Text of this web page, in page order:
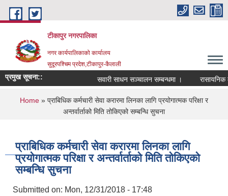
Skip to main content
टीकापुर नगरपालिका
नगर कार्यपालिकाको कार्यालय
सुदूरपश्चिम प्रदेश,टीकापुर-कैलाली
प्रमुख सूचना:: सवारी साधन सञ्चालन सम्बन्धमा । रासायनिक
You are here
Home » प्राबिधिक कर्मचारी सेवा करारमा लिनका लागि प्रयोगात्मक परिक्षा र
अन्तर्वार्ताको मिति तोकिएको सम्बन्धि सुचना
प्राबिधिक कर्मचारी सेवा करारमा लिनका लागि
प्रयोगात्मक परिक्षा र अन्तर्वार्ताको मिति तोकिएको
सम्बन्धि सुचना
Submitted on: Mon, 12/31/2018 - 17:48